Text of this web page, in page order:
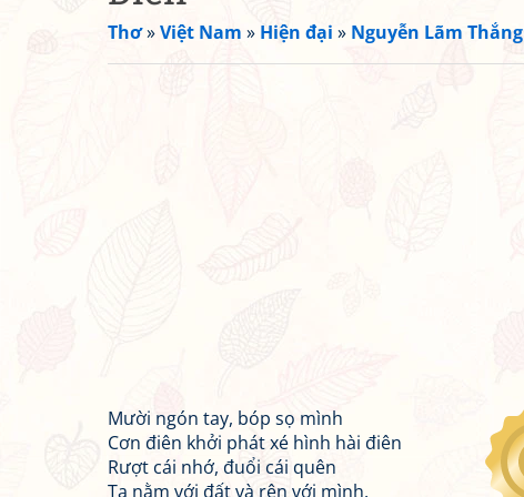
Thơ»Việt Nam » Hiện đại » Nguyễn Lãm Thắng
Mười ngón tay, bóp sọ mình
Cơn điên khởi phát xé hình hài điên
Rượt cái nhớ, đuổi cái quên
Ta nằm với đất và rên với mình.